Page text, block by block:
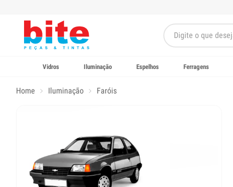
Vidros Iluminação Espelhos Ferragens
Home Iluminação Faróis